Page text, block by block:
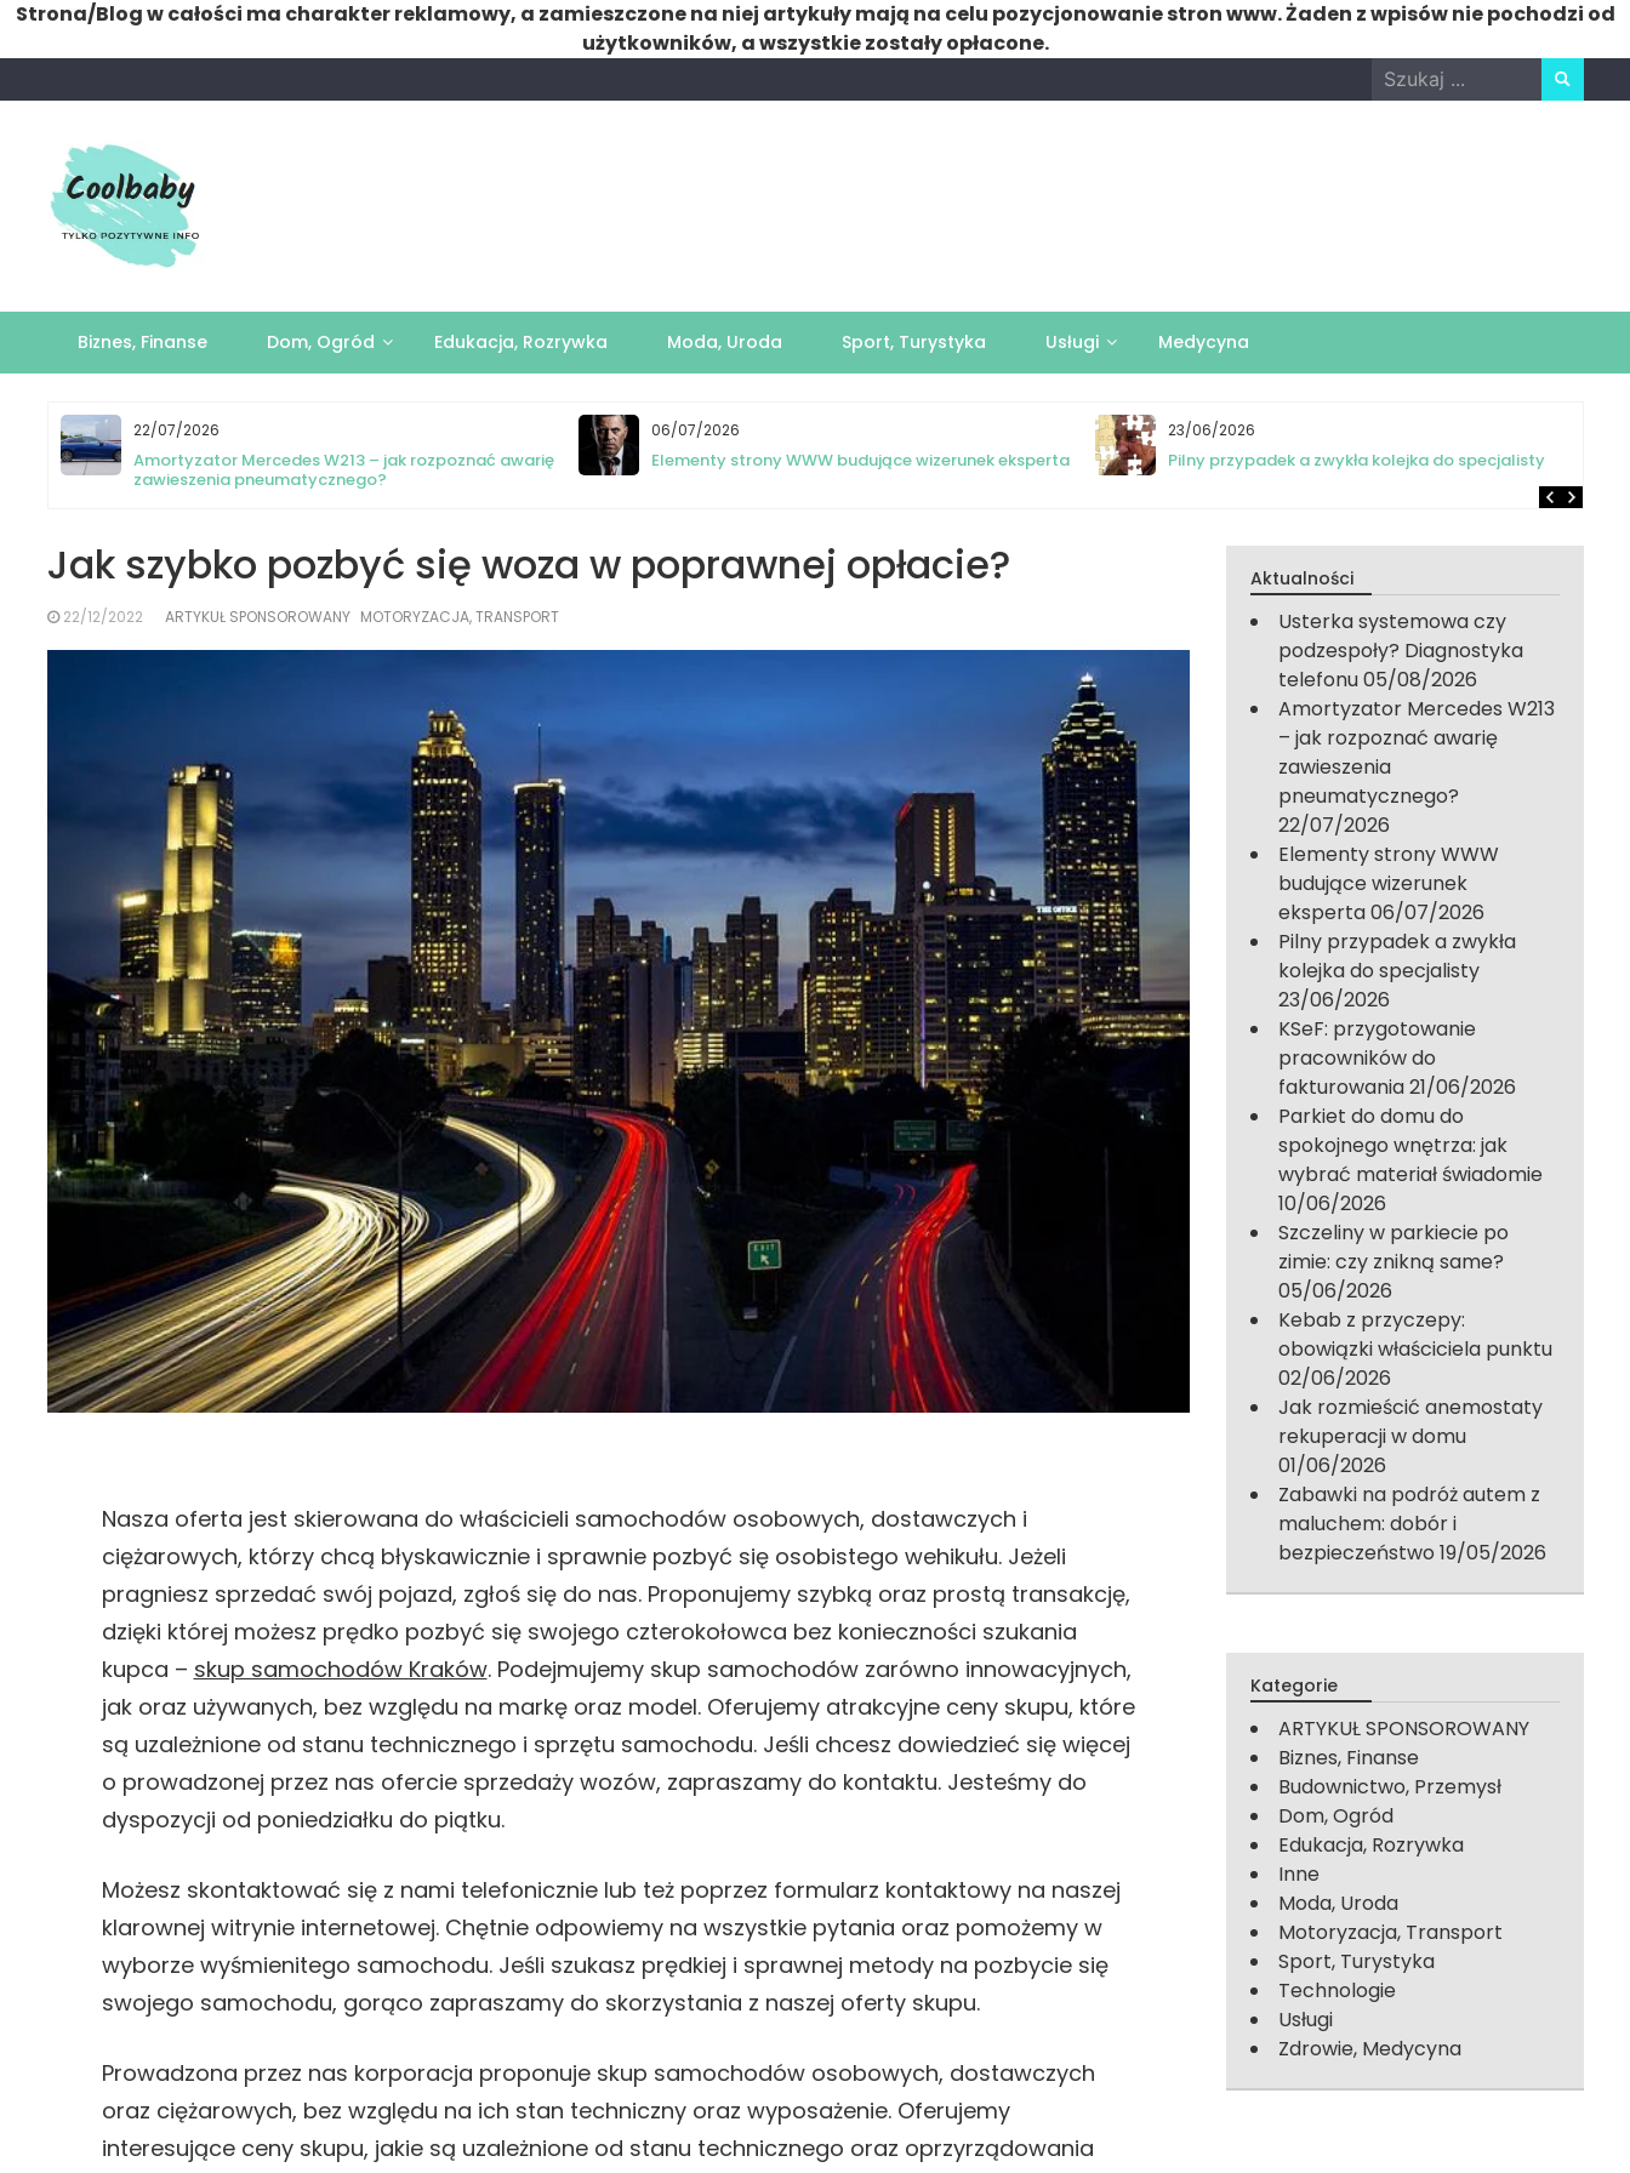
Strona/Blog w całości ma charakter reklamowy, a zamieszczone na niej artykuły mają na celu pozycjonowanie stron www. Żaden z wpisów nie pochodzi od
użytkowników, a wszystkie zostały opłacone.
to
Search
for:
Biznes, Finanse Dom, Ogród Edukacja, Rozrywka Moda, Uroda Sport, Turystyka Usługi Medycyna
22/07/2026
Amortyzator Mercedes W213 – jak rozpoznać awarię
zawieszenia pneumatycznego?
06/07/2026
Elementy strony WWW budujące wizerunek eksperta
23/06/2026
Pilny przypadek a zwykła kolejka do specjalisty
Jak szybko pozbyć się woza w poprawnej opłacie?
22/12/2022 ARTYKUŁ SPONSOROWANY MOTORYZACJA, TRANSPORT
Nasza oferta jest skierowana do właścicieli samochodów osobowych, dostawczych i
ciężarowych, którzy chcą błyskawicznie i sprawnie pozbyć się osobistego wehikułu. Jeżeli
pragniesz sprzedać swój pojazd, zgłoś się do nas. Proponujemy szybką oraz prostą transakcję,
dzięki której możesz prędko pozbyć się swojego czterokołowca bez konieczności szukania
kupca – skup samochodów Kraków. Podejmujemy skup samochodów zarówno innowacyjnych,
jak oraz używanych, bez względu na markę oraz model. Oferujemy atrakcyjne ceny skupu, które
są uzależnione od stanu technicznego i sprzętu samochodu. Jeśli chcesz dowiedzieć się więcej
o prowadzonej przez nas ofercie sprzedaży wozów, zapraszamy do kontaktu. Jesteśmy do
dyspozycji od poniedziałku do piątku.
Możesz skontaktować się z nami telefonicznie lub też poprzez formularz kontaktowy na naszej
klarownej witrynie internetowej. Chętnie odpowiemy na wszystkie pytania oraz pomożemy w
wyborze wyśmienitego samochodu. Jeśli szukasz prędkiej i sprawnej metody na pozbycie się
swojego samochodu, gorąco zapraszamy do skorzystania z naszej oferty skupu.
Prowadzona przez nas korporacja proponuje skup samochodów osobowych, dostawczych
oraz ciężarowych, bez względu na ich stan techniczny oraz wyposażenie. Oferujemy
interesujące ceny skupu, jakie są uzależnione od stanu technicznego oraz oprzyrządowania
Aktualności
Usterka systemowa czy
podzespoły? Diagnostyka
telefonu05/08/2026
Amortyzator Mercedes W213
– jak rozpoznać awarię
zawieszenia
pneumatycznego?
22/07/2026
Elementy strony WWW
budujące wizerunek
eksperta06/07/2026
Pilny przypadek a zwykła
kolejka do specjalisty
23/06/2026
KSeF: przygotowanie
pracowników do
fakturowania21/06/2026
Parkiet do domu do
spokojnego wnętrza: jak
wybrać materiał świadomie
10/06/2026
Szczeliny w parkiecie po
zimie: czy znikną same?
05/06/2026
Kebab z przyczepy:
obowiązki właściciela punktu
02/06/2026
Jak rozmieścić anemostaty
rekuperacji w domu
01/06/2026
Zabawki na podróż autem z
maluchem: dobór i
bezpieczeństwo 19/05/2026
Kategorie
ARTYKUŁ SPONSOROWANY
Biznes, Finanse
Budownictwo, Przemysł
Dom, Ogród
Edukacja, Rozrywka
Inne
Moda, Uroda
Motoryzacja, Transport
Sport, Turystyka
Technologie
Usługi
Zdrowie, Medycyna